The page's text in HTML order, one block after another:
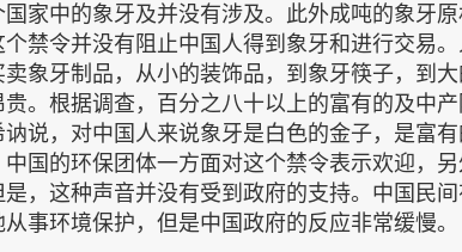
国家中的象牙及并没有涉及。此外成吨的象牙
个禁令并没有阻止中国人得到象牙和进行交易
卖象牙制品，从小的装饰品，到象牙筷子，到
贵。根据调查，百分之八十以上的富有的及中
说，对中国人来说象牙是白色的金子，是富
国的环保团体一方面对这个禁令表示欢迎，
，这种声音并没有受到政府的支持。中国民
事环境保护，但是中国政府的反应非常缓慢。